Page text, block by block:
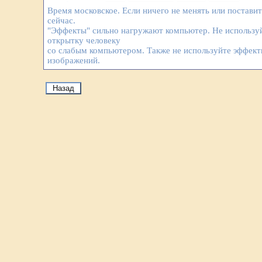
Время московское. Если ничего не менять или
сейчас.
"Эффекты" сильно нагружают компьютер. Не
открытку человеку
со слабым компьютером. Также не используйте
изображений.